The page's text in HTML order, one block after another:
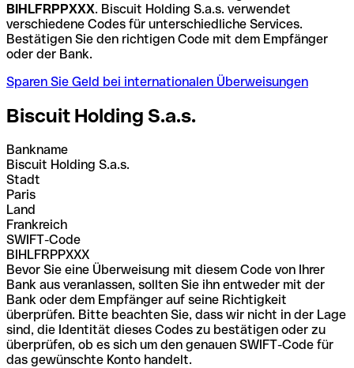
BIHLFRPPXXX. Biscuit Holding S.a.s. verwendet
verschiedene Codes für unterschiedliche Services.
Bestätigen Sie den richtigen Code mit dem Empfänger
oder der Bank.
Sparen Sie Geld bei internationalen Überweisungen
Biscuit Holding S.a.s.
Bankname
Biscuit Holding S.a.s.
Stadt
Paris
Land
Frankreich
SWIFT-Code
BIHLFRPPXXX
Bevor Sie eine Überweisung mit diesem Code von Ihrer
Bank aus veranlassen, sollten Sie ihn entweder mit der
Bank oder dem Empfänger auf seine Richtigkeit
überprüfen. Bitte beachten Sie, dass wir nicht in der Lage
sind, die Identität dieses Codes zu bestätigen oder zu
überprüfen, ob es sich um den genauen SWIFT-Code für
das gewünschte Konto handelt.